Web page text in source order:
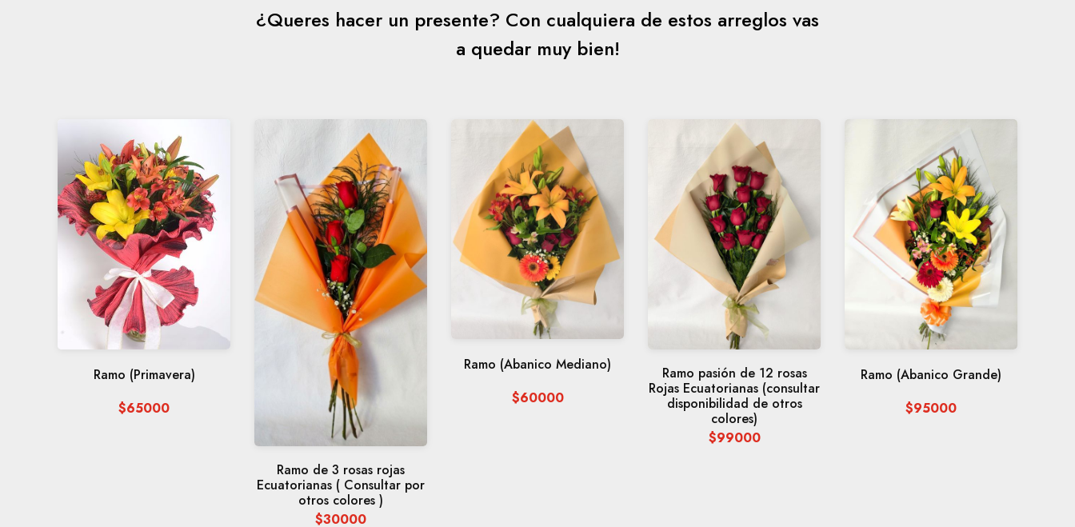
¿Queres hacer un presente? Con cualquiera de estos arreglos vas
a quedar muy bien!
Ramo (Primavera)
$65000
Ramo de 3 rosas rojas
Ecuatorianas ( Consultar por
otros colores )
$30000
Ramo (Abanico Mediano)
$60000
Ramo pasión de 12 rosas
Rojas Ecuatorianas (consultar
disponibilidad de otros
colores)
$99000
Ramo (Abanico Grande)
$95000